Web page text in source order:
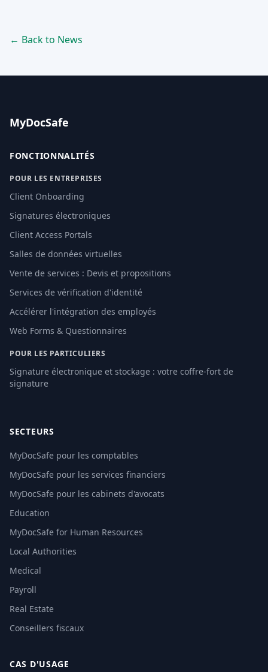
← Back to News
MyDocSafe
FONCTIONNALITÉS
POUR LES ENTREPRISES
Client Onboarding
Signatures électroniques
Client Access Portals
Salles de données virtuelles
Vente de services : Devis et propositions
Services de vérification d'identité
Accélérer l'intégration des employés
Web Forms & Questionnaires
POUR LES PARTICULIERS
Signature électronique et stockage : votre coffre-fort de
signature
SECTEURS
MyDocSafe pour les comptables
MyDocSafe pour les services financiers
MyDocSafe pour les cabinets d'avocats
Education
MyDocSafe for Human Resources
Local Authorities
Medical
Payroll
Real Estate
Conseillers fiscaux
CAS D'USAGE